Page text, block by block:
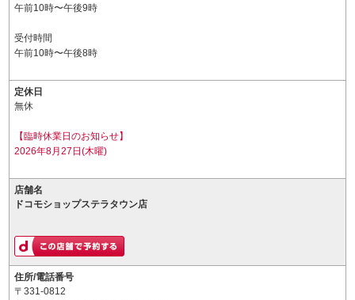
午前10時〜午後9時
受付時間
午前10時〜午後8時
定休日
無休
【臨時休業日のお知らせ】
2026年8月27日(木曜)
店舗名
ドコモショップステラタウン店
住所/電話番号
〒331-0812